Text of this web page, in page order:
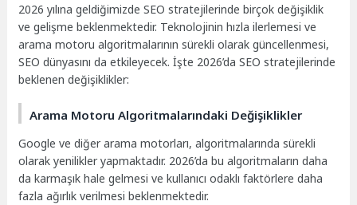
2026 yılına geldiğimizde SEO stratejilerinde birçok değişiklik
ve gelişme beklenmektedir. Teknolojinin hızla ilerlemesi ve
arama motoru algoritmalarının sürekli olarak güncellenmesi,
SEO dünyasını da etkileyecek. İşte 2026’da SEO stratejilerinde
beklenen değişiklikler:
Arama Motoru Algoritmalarındaki Değişiklikler
Google ve diğer arama motorları, algoritmalarında sürekli
olarak yenilikler yapmaktadır. 2026’da bu algoritmaların daha
da karmaşık hale gelmesi ve kullanıcı odaklı faktörlere daha
fazla ağırlık verilmesi beklenmektedir.